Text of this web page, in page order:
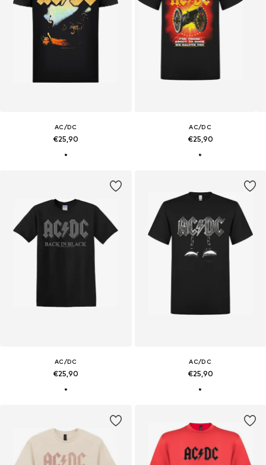
AC/DC
€25,90
AC/DC
€25,90
AC/DC
€25,90
AC/DC
€25,90